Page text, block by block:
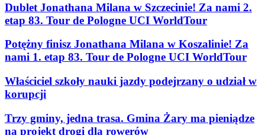
Dublet Jonathana Milana w Szczecinie! Za nami 2.
etap 83. Tour de Pologne UCI WorldTour
Potężny finisz Jonathana Milana w Koszalinie! Za
nami 1. etap 83. Tour de Pologne UCI WorldTour
Właściciel szkoły nauki jazdy podejrzany o udział w
korupcji
Trzy gminy, jedna trasa. Gmina Żary ma pieniądze
na projekt drogi dla rowerów